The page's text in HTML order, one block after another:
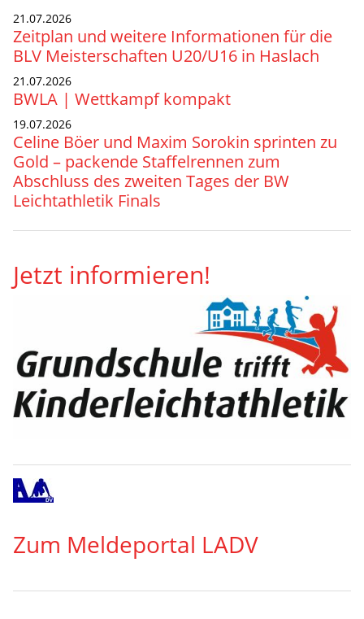
21.07.2026
Zeitplan und weitere Informationen für die
BLV Meisterschaften U20/U16 in Haslach
21.07.2026
BWLA | Wettkampf kompakt
19.07.2026
Celine Böer und Maxim Sorokin sprinten zu
Gold – packende Staffelrennen zum
Abschluss des zweiten Tages der BW
Leichtathletik Finals
Jetzt informieren!
Zum Meldeportal LADV